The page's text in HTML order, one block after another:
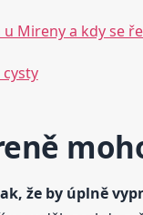
Mireny a kdy se
že by úplně